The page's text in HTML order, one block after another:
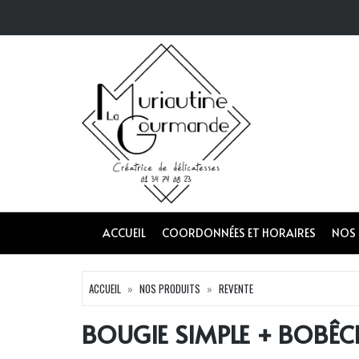
ACCUEIL COORDONNÉES ET HORAIRES NOS
ACCUEIL NOS PRODUITS REVENTE
BOUGIE SIMPLE +